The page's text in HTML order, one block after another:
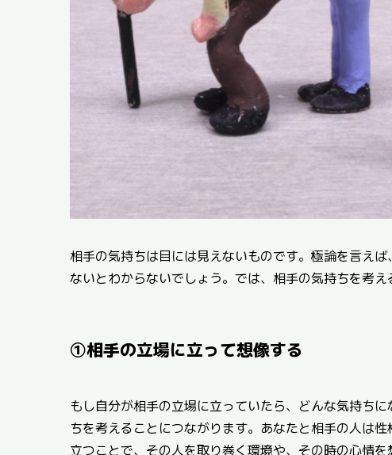
相手の気持ちは目には見えないものです。極論を言え
ないとわからないでしょう。では、相手の気持ちを考
①相手の立場に立って想像する
もし自分が相手の立場に立っていたら、どんな気持ち
ちを考えることにつながります。あなたと相手の人は
立つことで、その人を取り巻く環境や、その時の心情を